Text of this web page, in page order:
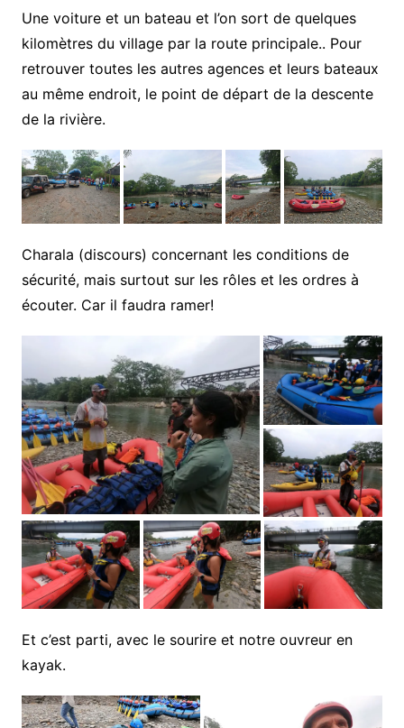
Une voiture et un bateau et l’on sort de quelques
kilomètres du village par la route principale.. Pour
retrouver toutes les autres agences et leurs bateaux
au même endroit, le point de départ de la descente
de la rivière.
Charala (discours) concernant les conditions de
sécurité, mais surtout sur les rôles et les ordres à
écouter. Car il faudra ramer!
Et c’est parti, avec le sourire et notre ouvreur en
kayak.